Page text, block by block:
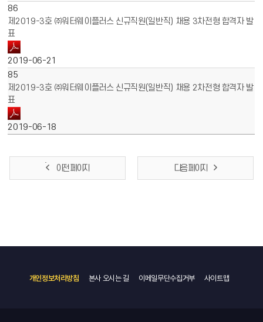
86
제2019-3호 ㈜워터웨이플러스 신규직원(일반직) 채용 3차전형 합격자 발
표
2019-06-21
85
제2019-3호 ㈜워터웨이플러스 신규직원(일반직) 채용 2차전형 합격자 발
표
2019-06-18
이전 페이지 다음 페이지
개인정보처리방침 본사 오시는 길 이메일무단수집거부 사이트맵